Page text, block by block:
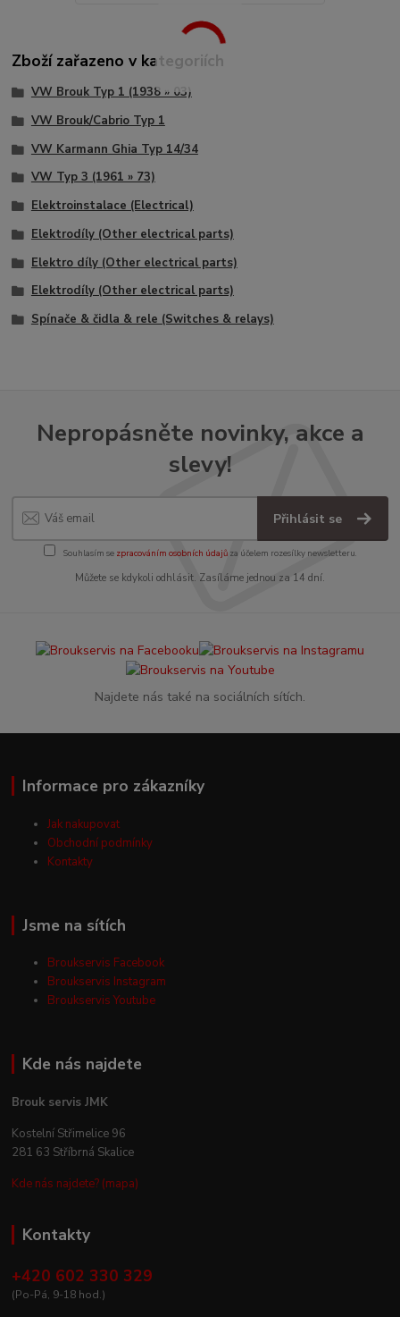
Zboží zařazeno v kategoriích
VW Brouk Typ 1 (1938 » 03)
VW Brouk/Cabrio Typ 1
VW Karmann Ghia Typ 14/34
VW Typ 3 (1961 » 73)
Elektroinstalace (Electrical)
Elektrodíly (Other electrical parts)
Elektro díly (Other electrical parts)
Elektrodíly (Other electrical parts)
Spínače & čidla & rele (Switches & relays)
Nepropásněte novinky, akce a
slevy!
Přihlásit se
Souhlasím se zpracováním osobních údajůza účelem rozesílky newsletteru.
Můžete se kdykoli odhlásit. Zasíláme jednou za 14 dní.
Najdete nás také na sociálních sítích.
Informace pro zákazníky
Jak nakupovat
Obchodní podmínky
Kontakty
Jsme na sítích
Broukservis Facebook
Broukservis Instagram
Broukservis Youtube
Kde nás najdete
Brouk servis JMK
Kostelní Střimelice 96
281 63 Stříbrná Skalice
Kde nás najdete? (mapa)
Kontakty
+420 602 330 329
(Po-Pá, 9-18 hod.)